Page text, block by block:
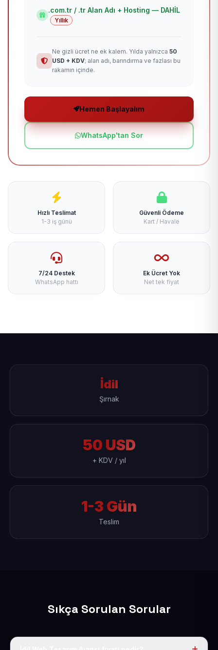
.com.tr / .tr Alan Adı + Hosting — DAHİL
Yıllık
Ne gizli ücret ne ek kalem. Yılda yalnızca 50
USD + KDV; alan adı, barındırma ve fazlası bu
rakamın içinde.
Hemen Başlayalım
WhatsApp'tan Sor
Hızlı Teslimat
1-3 iş günü
Güvenli Ödeme
Kart / Havale
7/24 Destek
WhatsApp hattı
Ek Ücret Yok
Net tek fiyat
İdil
Şırnak
50 USD
+ KDV / yıl
1-3 Gün
Teslim
Sıkça Sorulan Sorular